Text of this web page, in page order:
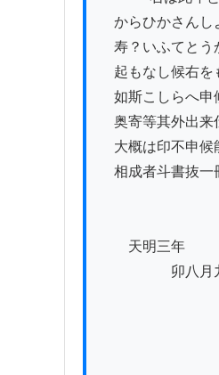
からひかさんし
寿？いふてとう
起もなし候右を
如斯こしらへ申
奥寄等其外出来
大概は印不申候
相成者斗書抜一
天明三年
卯八月九
古河
奥